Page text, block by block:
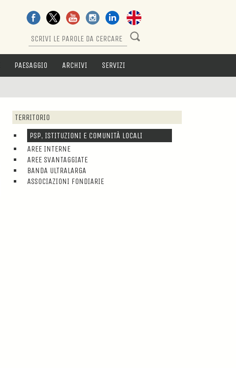
PAESAGGIO ARCHIVI SERVIZI
TERRITORIO
PSP, ISTITUZIONI E COMUNITÀ LOCALI
AREE INTERNE
AREE SVANTAGGIATE
BANDA ULTRALARGA
ASSOCIAZIONI FONDIARIE